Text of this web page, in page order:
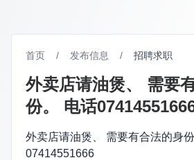
首页 / 发布信息 / 招聘求职
外卖店请油煲、 需要
份。 电话
外卖店请油煲、 需要有合法的身
07414551666